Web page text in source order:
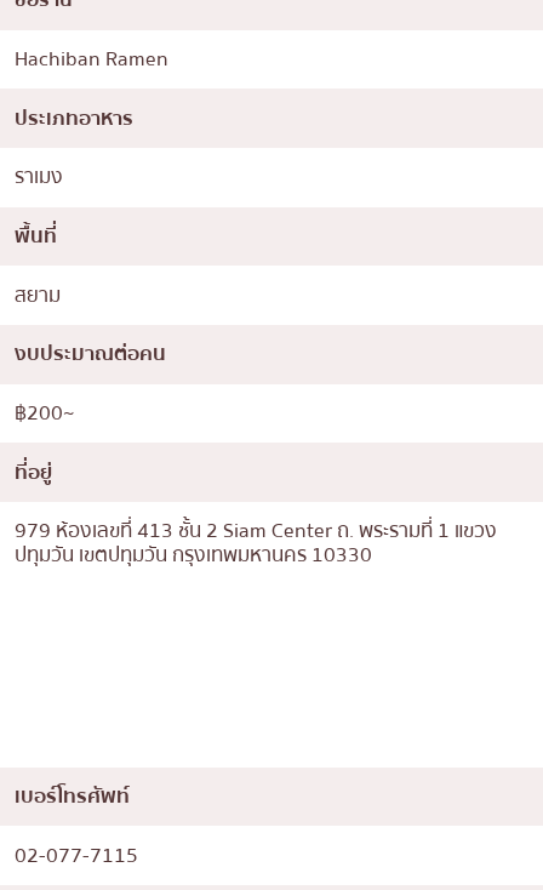
Hachiban Ramen
ประเภทอาหาร
ราเมง
พื้นที่
สยาม
งบประมาณต่อคน
฿200~
ที่อยู่
979 ห้องเลขที่ 413 ชั้น 2 Siam Center ถ. พระรามที่ 1 แขวง
ปทุมวัน เขตปทุมวัน กรุงเทพมหานคร 10330
เบอร์โทรศัพท์
02-077-7115